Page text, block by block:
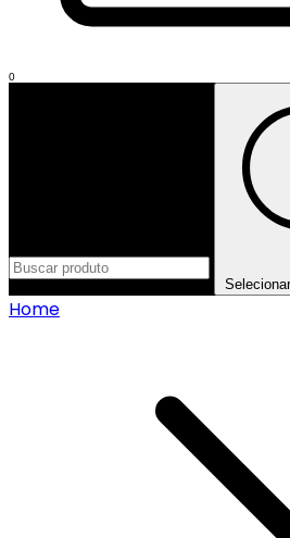
0
Home